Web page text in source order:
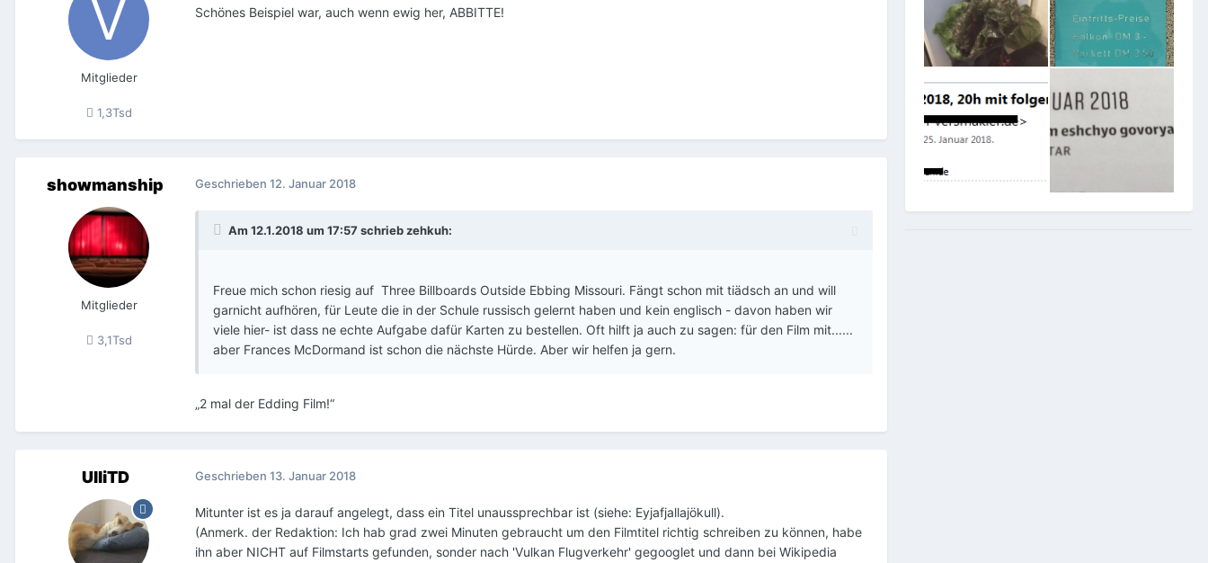
Mitglieder
1,3Tsd
Schönes Beispiel war, auch wenn ewig her, ABBITTE!
showmanship
Mitglieder
3,1Tsd
Geschrieben 12. Januar 2018
Am 12.1.2018 um 17:57 schriebzehkuh:
Freue mich schon riesig auf Three Billboards Outside Ebbing Missouri. Fängt schon mit tiädsch an und will
garnicht aufhören, für Leute die in der Schule russisch gelernt haben und kein englisch - davon haben wir
viele hier- ist dass ne echte Aufgabe dafür Karten zu bestellen. Oft hilft ja auch zu sagen: für den Film mit......
aber Frances McDormand ist schon die nächste Hürde. Aber wir helfen ja gern.
„2 mal der Edding Film!“
UlliTD Geschrieben 13. Januar 2018
Mitunter ist es ja darauf angelegt, dass ein Titel unaussprechbar ist (siehe: Eyjafjallajökull).
(Anmerk. der Redaktion: Ich hab grad zwei Minuten gebraucht um den Filmtitel richtig schreiben zu können, habe
ihn aber NICHT auf Filmstarts gefunden, sonder nach 'Vulkan Flugverkehr' gegooglet und dann bei Wikipedia